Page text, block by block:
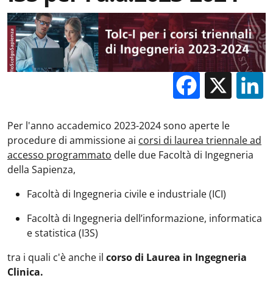
X
Per l'anno accademico 2023-2024 sono aperte le
procedure di ammissione ai corsi di laurea triennale ad
accesso programmato delle due Facoltà di Ingegneria
della Sapienza,
Facoltà di Ingegneria civile e industriale (ICI)
Facoltà di Ingegneria dell’informazione, informatica
e statistica (I3S)
tra i quali c'è anche il corso di Laurea in Ingegneria
Clinica.